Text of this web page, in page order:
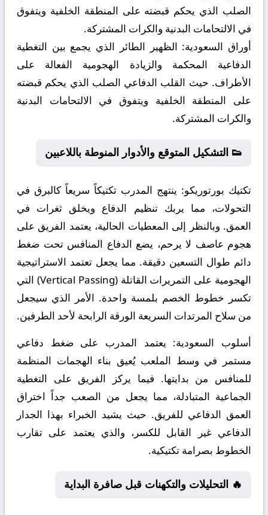
الصلب الذي يحكم قبضته على المنطقة الخلفية ويتفوق
في الالتحامات البدنية والكرات المشتركة.
أوراق السعودية: الظهير الطائر الذي يجمع بين التغطية
الدفاعية المحكمة والزيادة الهجومية الفعالة على
الأطراف. حيث القلب الدفاعي الصلب الذي يحكم قبضته
على المنطقة الخلفية ويتفوق في الالتحامات البدنية
والكرات المشتركة.
👟 التشكيل المتوقع والأدوار المنوطة باللاعبين
تكتيك بورتوريكو: ينتهج المدرب تكتيكاً سريعاً كالبرق في
التحولات، مما يربك تنظيم الدفاع ويخلق ثغرات في
العمق. وبالنظر إلى المعطيات الحالية، يعتمد الفريق على
هجوم عاصف لا يرحم، يضع الدفاع المنافس تحت ضغط
دائم طوال التسعين دقيقة. مما يجعل تعتمد الاستراتيجية
الهجومية على التمريرات القاتلة (Vertical Passing) التي
تكسر خطوط الخصم بلمسة واحدة. الأمر الذي سيجعل
من سلاح المرتدات السريعة الورقة الرابحة لأحد الطرفين.
أسلوب السعودية: يعتمد المدرب على ضغط دفاعي
مستمر في وسط الملعب يُعيق بناء الهجمات المنظمة
للمنافس من بدايتها. فيما يركز الفريق على التغطية
الجماعية المتبادلة، مما يجعل من الصعب جداً اختراق
العمق الدفاعي للفريق. حيث يشيد الخبراء بهذا الجدار
الدفاعي غير القابل للكسر، والذي يعتمد على تقارب
الخطوط بصرامة تكتيكية.
🔥 التحليلات والتكهنات قبل صافرة البداية